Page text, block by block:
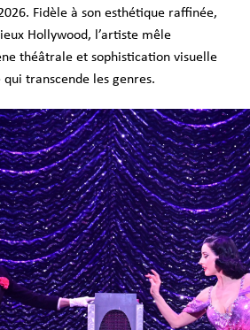
Fidèle à son esthétique raffinée,
Hollywood, l’artiste mêle
théâtrale et sophistication visuelle
transcende les genres.